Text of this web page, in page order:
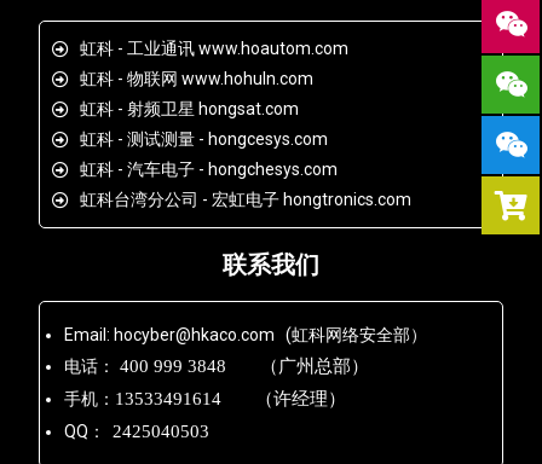
虹科 - 工业通讯 www.hoautom.com
虹科 - 物联网 www.hohuln.com
虹科 - 射频卫星 hongsat.com
虹科 - 测试测量 - hongcesys.com
虹科 - 汽车电子 - hongchesys.com
虹科台湾分公司 - 宏虹电子 hongtronics.com
联系我们
Email: hocyber@hkaco.com (虹科网络安全部）
电话：
400 999 3848 （广州总部）
手机： 13533491614 （许经理）
QQ： 2425040503